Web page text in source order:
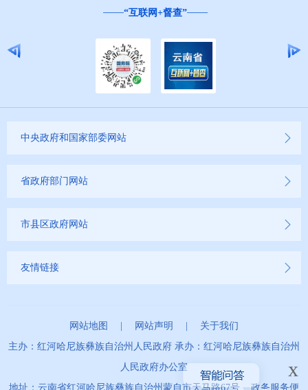
“互联网+督查”
中央政府和国家部委网站
省政府部门网站
市县区政府网站
友情链接
网站地图 网站声明
关于我们
主办：红河哈尼族彝族自治州人民政府 承办：红河哈尼族彝族自治州
人民政府办公室
地址：云南省红河哈尼族彝族自治州蒙自市天马路67号 政务服务便
x